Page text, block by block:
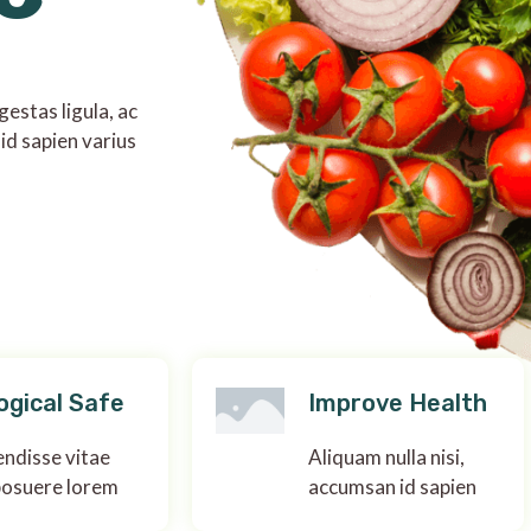
ligula, ac
sapien varius
Safe
vitae
lorem
Improve Health
Aliquam nulla nisi,
accumsan id sapien